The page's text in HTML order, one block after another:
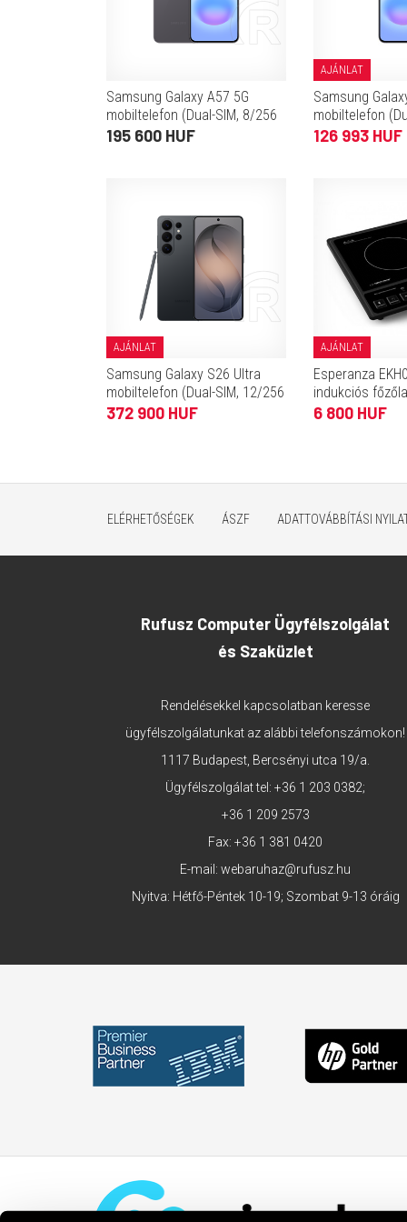
Samsung Galaxy A57 5G
mobiltelefon (Dual-SIM, 8/256
GB, szürke)
195 600 HUF
AJÁNLAT
Samsung
mobiltelefon
GB, szürke)
126 993 HUF
AJÁNLAT
Samsung Galaxy S26 Ultra
mobiltelefon (Dual-SIM, 12/256
GB, fekete)
372 900 HUF
AJÁNLAT
Esperanza
indukciós
6 800 HUF
ELÉRHETŐSÉGEK ÁSZF ADATTOVÁBBÍTÁSI
Rufusz Computer Ügyfélszolgálat
és Szaküzlet
Rendelésekkel kapcsolatban keresse
ügyfélszolgálatunkat az alábbi telefonszámokon!
1117 Budapest, Bercsényi utca 19/a.
Ügyfélszolgálat tel:+36 1 203 0382;
+36 1 209 2573
Fax: +36 1 381 0420
E-mail:webaruhaz@rufusz.hu
Nyitva: Hétfő-Péntek 10-19; Szombat 9-13 óráig